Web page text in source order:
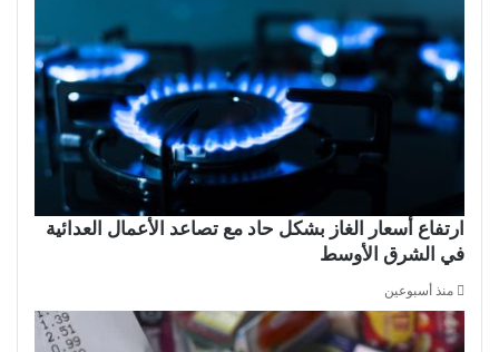
ارتفاع أسعار الغاز بشكل حاد مع تصاعد الأعمال العدائية
في الشرق الأوسط
منذ أسبوعين